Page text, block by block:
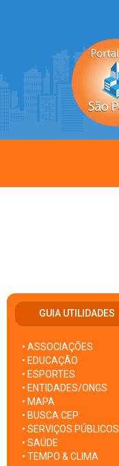
GUIA UTILIDADES
• ASSOCIAÇÕES
• EDUCAÇÃO
• ESPORTES
• ENTIDADES/ONGS
• MAPA
• BUSCA CEP
• SERVIÇOS PÚBLICOS
• SAÚDE
• TEMPO & CLIMA